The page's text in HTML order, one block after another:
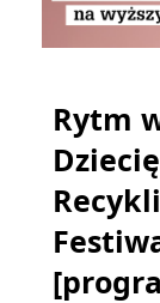
Rytm